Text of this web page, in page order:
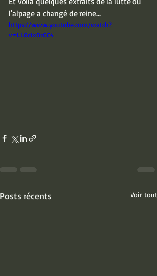
l'alpage a changé de reine...
https://www.youtube.com/watch?
v=LLOcix8rGC4
Posts récents Voir tout